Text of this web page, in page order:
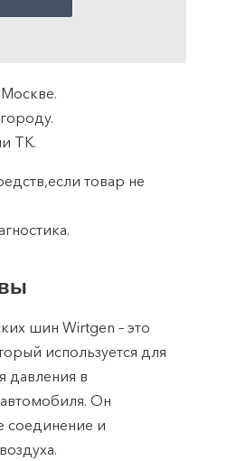
ТK.
товар не
шин Wirtgen – это
используется для
давления в
Он
соединение и